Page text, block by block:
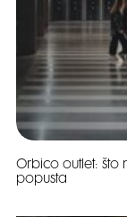
Orbico outlet:
popusta